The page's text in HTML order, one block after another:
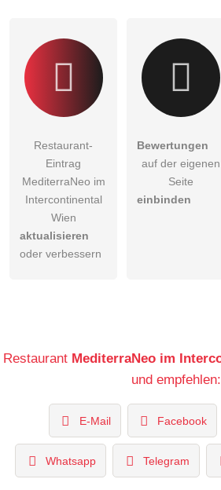
Restaurant-
Eintrag
MediterraNeo im
Intercontinental
Wien
aktualisieren
oder verbessern
Bewertungen
auf der eigenen
Seite
einbinden
Restaurant MediterraNeo im
und empfehlen:
E-Mail Facebook
Whatsapp Telegram